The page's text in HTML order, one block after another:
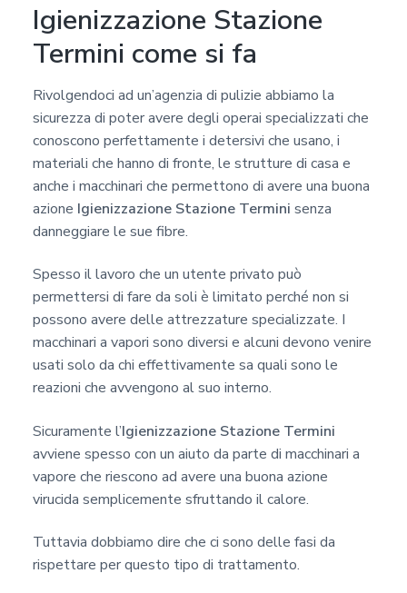
Igienizzazione Stazione
Termini come si fa
Rivolgendoci ad un’agenzia di pulizie abbiamo la
sicurezza di poter avere degli operai specializzati che
conoscono perfettamente i detersivi che usano, i
materiali che hanno di fronte, le strutture di casa e
anche i macchinari che permettono di avere una buona
azione Igienizzazione Stazione Termini senza
danneggiare le sue fibre.
Spesso il lavoro che un utente privato può
permettersi di fare da soli è limitato perché non si
possono avere delle attrezzature specializzate. I
macchinari a vapori sono diversi e alcuni devono venire
usati solo da chi effettivamente sa quali sono le
reazioni che avvengono al suo interno.
Sicuramente l’Igienizzazione Stazione Termini
avviene spesso con un aiuto da parte di macchinari a
vapore che riescono ad avere una buona azione
virucida semplicemente sfruttando il calore.
Tuttavia dobbiamo dire che ci sono delle fasi da
rispettare per questo tipo di trattamento.